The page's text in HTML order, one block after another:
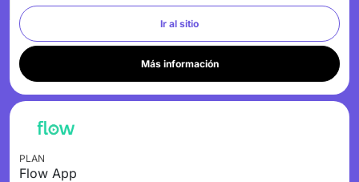
Ir al sitio
Más información
PLAN
Flow App